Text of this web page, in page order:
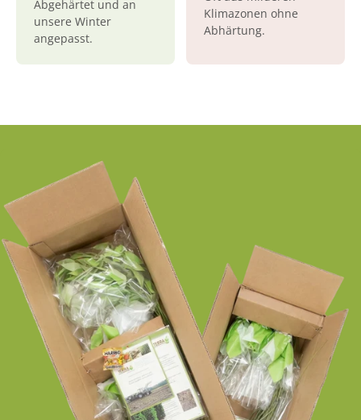
Abgehärtet und an
unsere Winter
angepasst.
Klimazonen ohne
Abhärtung.